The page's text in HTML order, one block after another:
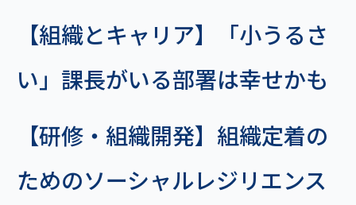
【組織とキャリア】「小うるさ
い」課長がいる部署は幸せかも
【研修・組織開発】組織定着の
ためのソーシャルレジリエンス